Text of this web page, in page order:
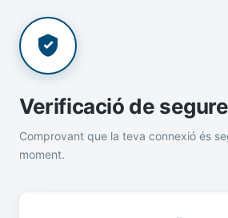
Verificació de
Comprovant que la teva connexió és
moment.